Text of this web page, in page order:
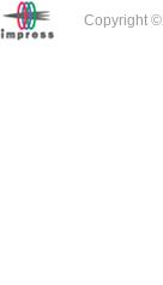
Copyright